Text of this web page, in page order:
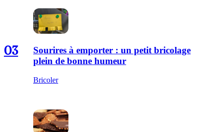
03
Sourires à emporter : un petit bricolage
plein de bonne humeur
Bricoler